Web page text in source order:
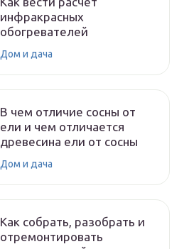
инфракрасных
обогревателей
Дом и дача
В чем отличие сосны от
ели и чем отличается
древесина ели от сосны
Дом и дача
Как собрать, разобрать и
отремонтировать